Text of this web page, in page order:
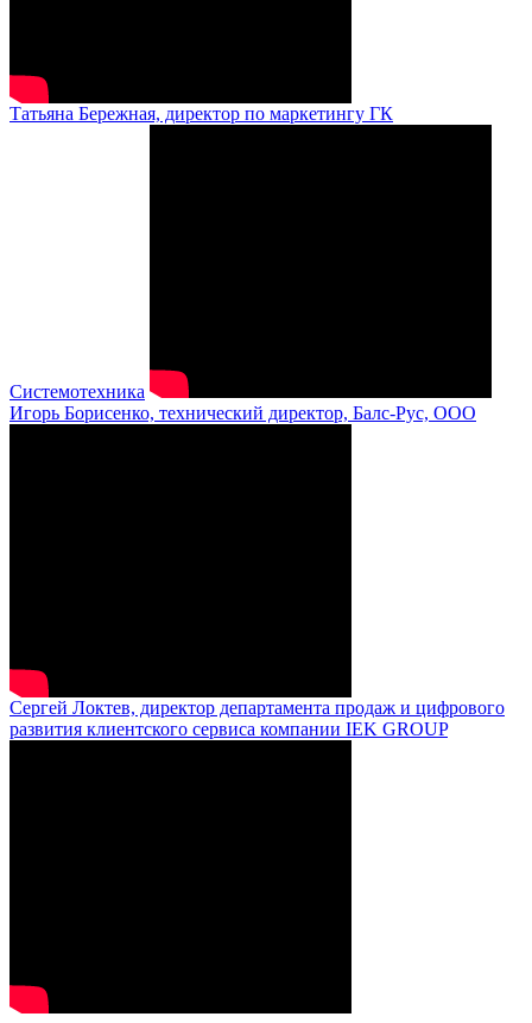
Татьяна Бережная, директор по маркетингу ГК
Системотехника
Игорь Борисенко, технический директор, Балс-Рус, ООО
Сергей Локтев, директор департамента продаж и цифрового
развития клиентского сервиса компании IEK GROUP